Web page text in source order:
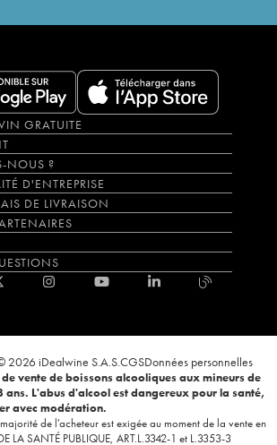
GRATUITE
NOUS ?
D'ENTREPRISE
DE LIVRAISON
2026 iDealwine S.A.S.CGSDonnées personnelles
vente de boissons alcooliques aux mineurs de
ans. L'abus d'alcool est dangereux pour la santé,
avec modération.
de l'acheteur est exigée au moment de la vente en
LA SANTÉ PUBLIQUE, ART.L.3342-1 et L.3353-3